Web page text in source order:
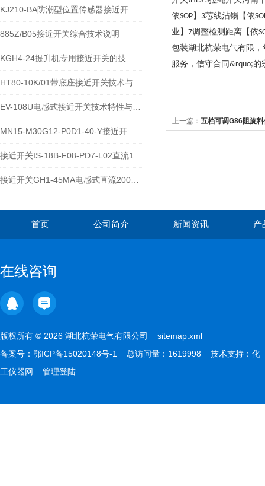
885Z/B05接近开关综合技术说明
依SOP】 3芯线沾锡【依
业】 7调整检测距离【依
包装湖北杭荣电气有限
服务，信守合同 &rquo;的
上一篇： 五档可调G86阻旋
首页 公司简介 新闻资讯 产
在线咨询
版权所有 © 2026 湖北杭荣电气有限公司 sitemap.xml
备案号： 鄂ICP备15020148号-1 总访问量：1619998 技术支持： 化
工仪器网
管理登陆